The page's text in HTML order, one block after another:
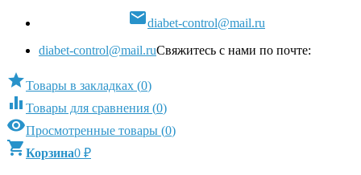
diabet-control@mail.ru
diabet-control@mail.ruСвяжитесь с нами по почте:
Товары в закладках (0)
 Товары для сравнения (0)
Просмотренные товары (0)
Корзина0 ₽